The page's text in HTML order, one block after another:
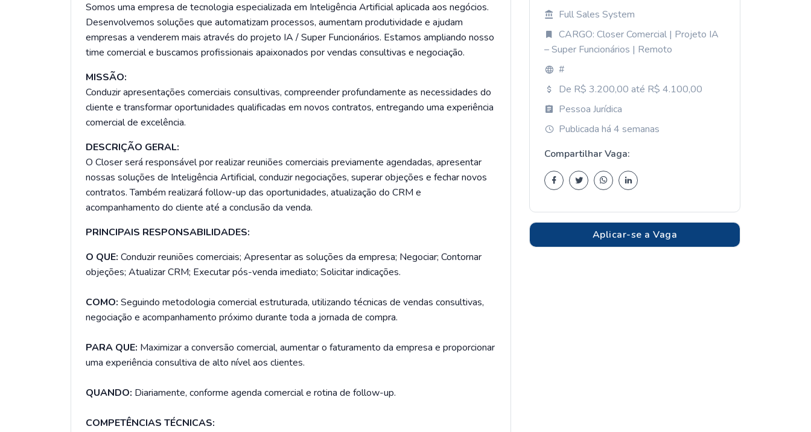
Somos uma empresa de tecnologia especializada em Inteligência Artificial aplicada aos negócios.
Desenvolvemos soluções que automatizam processos, aumentam produtividade e ajudam
empresas a venderem mais através do projeto IA / Super Funcionários. Estamos ampliando nosso
time comercial e buscamos profissionais apaixonados por vendas consultivas e negociação.
MISSÃO:
Conduzir apresentações comerciais consultivas, compreender profundamente as necessidades do
cliente e transformar oportunidades qualificadas em novos contratos, entregando uma experiência
comercial de excelência.
DESCRIÇÃO GERAL:
O Closer será responsável por realizar reuniões comerciais previamente agendadas, apresentar
nossas soluções de Inteligência Artificial, conduzir negociações, superar objeções e fechar novos
contratos. Também realizará follow-up das oportunidades, atualização do CRM e
acompanhamento do cliente até a conclusão da venda.
PRINCIPAIS RESPONSABILIDADES:
O QUE: Conduzir reuniões comerciais; Apresentar as soluções da empresa; Negociar; Contornar
objeções; Atualizar CRM; Executar pós-venda imediato; Solicitar indicações.
COMO: Seguindo metodologia comercial estruturada, utilizando técnicas de vendas consultivas,
negociação e acompanhamento próximo durante toda a jornada de compra.
PARA QUE: Maximizar a conversão comercial, aumentar o faturamento da empresa e proporcionar
uma experiência consultiva de alto nível aos clientes.
QUANDO: Diariamente, conforme agenda comercial e rotina de follow-up.
COMPETÊNCIAS TÉCNICAS:
Full Sales System
CARGO: Closer Comercial | Projeto IA
– Super Funcionários | Remoto
#
De R$ 3.200,00 até R$ 4.100,00
Pessoa Jurídica
Publicada há 4 semanas
Compartilhar Vaga:
Aplicar-se a Vaga